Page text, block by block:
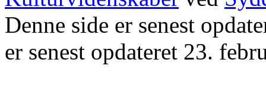
Denne side er senest
er senest opdateret 23.